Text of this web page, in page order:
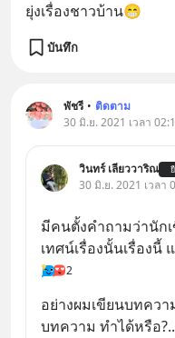
ยุ่งเรื่องชาวบ้าน😁
บันทึก
พัชรี • ติดตาม
30 มิ.ย. 2021 เวลา
วินทร์ เลียววาริณ
30 มิ.ย. 2021 เวลา
มีคนตั้งคำถามว่านักเ
เทศน์เรื่องนั้นเรื่องนี้
2
อย่างผมเขียนบทคว
บทความ ทำได้หรือ?